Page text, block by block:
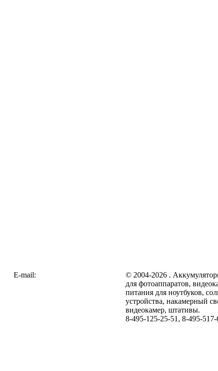
E-mail:
© 2004-2026 .
для фотоаппаратов,
питания для ноутбуков,
устройства, накамерный
видеокамер, штативы.
8-495-125-25-51, 8-495-